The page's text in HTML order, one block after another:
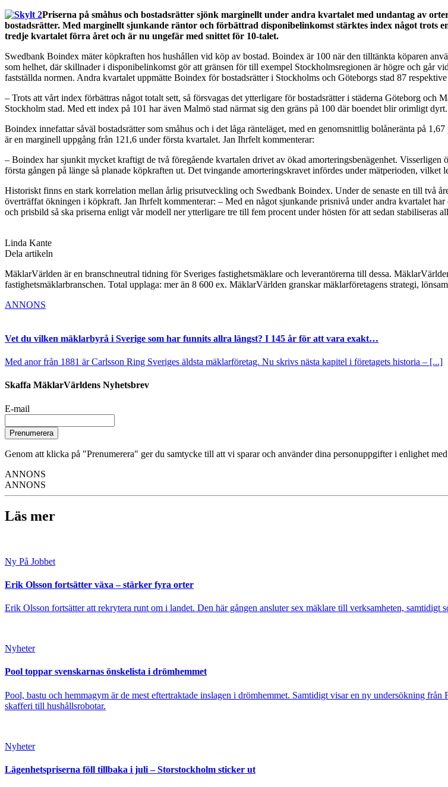
Priserna på småhus och bostadsrätter sjönk marginellt under andra kvartalet med undantag av
bostadsrätter. Med marginellt sjunkande räntor och förbättrad disponibelinkomst stärktes index något trots
tredje kvartalet förra året och är nu ungefär med snittet för 10-talet.
Swedbank Boindex mäter köpkraften hos hushållen vid köp av bostad. Boindex är 100 när den tilltänkta köparen
som helhet, där skillnader i disponibelinkomst gör att gränsen för till exempel Stockholmsregionen är högre och går
fastställda normen. Andra kvartalet uppmätte Boindex för bostadsrätter i Stockholms och Göteborgs stad 87
– Trots att vårt index förbättras något totalt sett, så försvagas det ytterligare för bostadsrätter i städerna Göteborg
Stockholm stad. Med ett index på 101 har även Malmö stad närmat sig den gräns på 100 där boendet blir orimligt dyrt.
Boindex innefattar såväl bostadsrätter som småhus och i det låga ränteläget, med en genomsnittlig bolåneränta på
är en marginell uppgång från 121,6 under första kvartalet. Jan Ihrfelt kommenterar:
– Boindex har sjunkit mycket kraftigt de två föregående kvartalen drivet av ökad amorteringsbenägenhet. Visserligen
första gången på länge så planade köpkraften ut. Det tvingande amorteringskravet infördes under mätperioden,
Historiskt finns en stark korrelation mellan årlig prisutveckling och Swedbank Boindex. Under de senaste en till två
överträffat ökningen i köpkraft. Jan Ihrfelt kommenterar: – Med en något sjunkande prisnivå under andra kvartalet
och prisbild så ska priserna enligt vår modell ner ytterligare tre till fem procent under hösten för att sedan stabiliseras
Linda Kante
Dela artikeln
MäklarVärlden är en branschneutral tidning för Sveriges fastighetsmäklare och leverantörerna till dessa.
fastighetsmäklarbranschen. Total upplaga: mer än 8 600 ex. MäklarVärlden granskar mäklarföretagens strategi,
ANNONS
Vet du vilken mäklarbyrå i Sverige som har funnits allra längst? I 145 år för att vara exakt…
Med anor från 1881 är Carlsson Ring Sveriges äldsta mäklarföretag. Nu skrivs nästa kapitel i företagets historia – [...]
Skaffa MäklarVärldens Nyhetsbrev
E-mail
Prenumerera
Genom att klicka på "Prenumerera" ger du samtycke till att vi sparar och använder dina personuppgifter i enlighet
ANNONS
ANNONS
Läs mer
Ny På Jobbet
Erik Olsson fortsätter växa – stärker fyra orter
Erik Olsson fortsätter att rekrytera runt om i landet. Den här gången ansluter sex mäklare till verksamheten,
Nyheter
Pool toppar svenskarnas önskelista i drömhemmet
Pool, bastu och hemmagym är de mest eftertraktade inslagen i drömhemmet. Samtidigt visar en ny undersökning
skafferi till hushållsrobotar.
Nyheter
Lägenhetspriserna föll tillbaka i juli – Storstockholm sticker ut